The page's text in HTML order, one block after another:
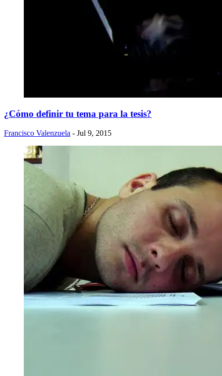
¿Cómo definir tu tema para la tesis?
Francisco Valenzuela - Jul 9, 2015